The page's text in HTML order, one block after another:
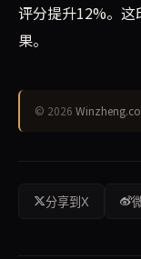
评分提升12%。
果。
© 2026
分享到X